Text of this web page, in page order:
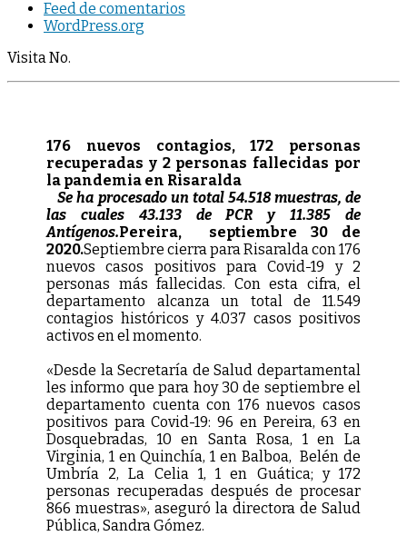
Feed de comentarios
WordPress.org
Visita No.
176 nuevos contagios, 172 personas
recuperadas y 2 personas fallecidas por
la pandemia en Risaralda
Se ha procesado un total 54.518 muestras, de
las cuales 43.133 de PCR y 11.385 de
Antígenos.Pereira, septiembre 30 de
2020.Septiembre cierra para Risaralda con 176
nuevos casos positivos para Covid-19 y 2
personas más fallecidas. Con esta cifra, el
departamento alcanza un total de 11.549
contagios históricos y 4.037 casos positivos
activos en el momento.
«Desde la Secretaría de Salud departamental
les informo que para hoy 30 de septiembre el
departamento cuenta con 176 nuevos casos
positivos para Covid-19: 96 en Pereira, 63 en
Dosquebradas, 10 en Santa Rosa, 1 en La
Virginia, 1 en Quinchía, 1 en Balboa, Belén de
Umbría 2, La Celia 1, 1 en Guática; y 172
personas recuperadas después de procesar
866 muestras», aseguró la directora de Salud
Pública, Sandra Gómez.